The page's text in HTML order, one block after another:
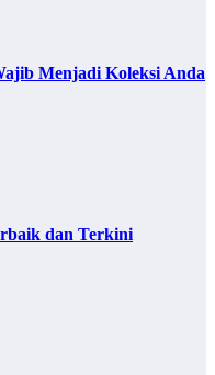
Menjadi Koleksi Anda
dan Terkini